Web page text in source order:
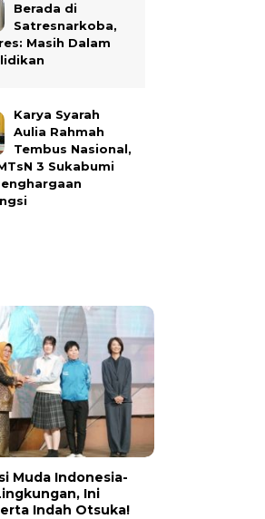
Berada di
Satresnarkoba,
Masih Dalam
Karya Syarah
Aulia Rahmah
Tembus Nasional,
3 Sukabumi
Muda Indonesia-
Ini
Indah Otsuka!